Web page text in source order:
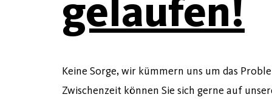
gelaufen!
Keine Sorge, wir kümmern uns um das
Zwischenzeit können Sie sich gerne auf